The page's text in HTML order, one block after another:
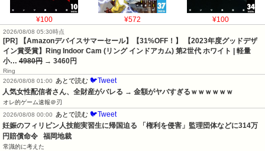
¥100 ¥572 ¥100
2026/08/08 05:30時点
[PR] 【Amazonデバイスサマーセール】【31%OFF！】 【2023年度グッドデザ
イン賞受賞】Ring Indoor Cam (リング インドアカム) 第2世代 ホワイト | 軽量
小… 4980円 → 3460円
Ring
2026/08/08 01:00
あとで読む 🐦Tweet
人気女性配信者さん、全財産がバレる → 金額がヤバすぎるｗｗｗｗｗｗ
オレ的ゲーム速報＠刃
2026/08/08 00:00
あとで読む 🐦Tweet
妊娠のフィリピン人技能実習生に帰国迫る 「権利を侵害」監理団体などに314万
円賠償命令   福岡地裁
常識的に考えた